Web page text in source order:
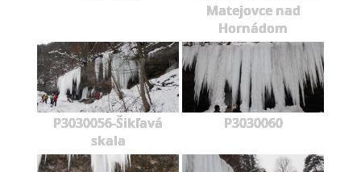
Matejovce nad
Hornádom
P3030056-Šikľavá
skala
P3030060